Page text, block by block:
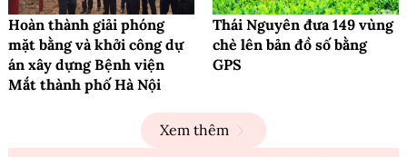
Hoàn thành giải phóng
mặt bằng và khởi công dự
án xây dựng Bệnh viện
Mắt thành phố Hà Nội
Thái Nguyên đưa 149 vùng
chè lên bản đồ số bằng
GPS
Xem thêm